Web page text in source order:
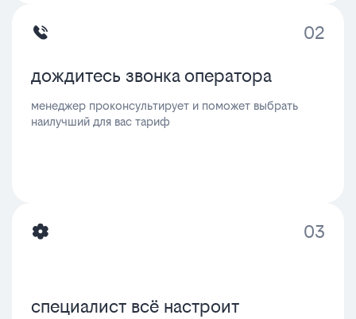
02
дождитесь звонка оператора
менеджер проконсультирует и поможет выбрать
наилучший для вас тариф
03
специалист всё настроит